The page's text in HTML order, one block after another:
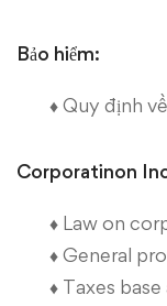
Bảo hiểm:
♦Quy định
Corporatinon
♦ Law on
♦General
♦ Taxes